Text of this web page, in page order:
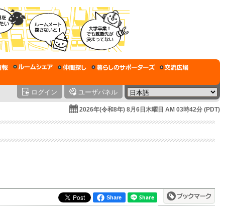
ログイン ユーザパネル
2026年(令和8年) 8月6日木曜日 AM 03時42分 (PDT)
Share